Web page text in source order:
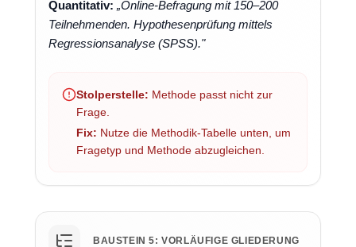
Quantitativ: „Online-Befragung mit 150–200
Teilnehmenden. Hypothesenprüfung mittels
Regressionsanalyse (SPSS)."
Stolperstelle: Methode passt nicht zur
Frage.
Fix: Nutze die Methodik-Tabelle unten, um
Fragetyp und Methode abzugleichen.
BAUSTEIN 5: VORLÄUFIGE GLIEDERUNG